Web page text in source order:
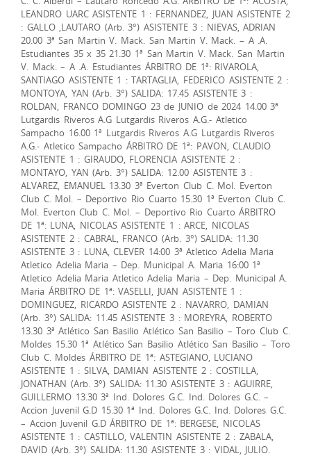
LEANDRO UARC ASISTENTE 1 : FERNANDEZ, JUAN ASISTENTE 2
: GALLO ,LAUTARO (Arb. 3°) ASISTENTE 3 : NIEVAS, ADRIAN
20.00 3ª San Martin V. Mack. San Martin V. Mack. – A .A.
Estudiantes 35 x 35 21.30 1ª San Martin V. Mack. San Martin
V. Mack. – A .A. Estudiantes ÁRBITRO DE 1ª: RIVAROLA,
SANTIAGO ASISTENTE 1 : TARTAGLIA, FEDERICO ASISTENTE 2 :
MONTOYA, YAN (Arb. 3°) SALIDA: 17.45 ASISTENTE 3 :
ROLDAN, FRANCO DOMINGO 23 de JUNIO de 2024 14.00 3ª
Lutgardis Riveros A.G Lutgardis Riveros A.G.- Atletico
Sampacho 16.00 1ª Lutgardis Riveros A.G Lutgardis Riveros
A.G.- Atletico Sampacho ÁRBITRO DE 1ª: PAVON, CLAUDIO
ASISTENTE 1 : GIRAUDO, FLORENCIA ASISTENTE 2 :
MONTAYO, YAN (Arb. 3°) SALIDA: 12.00 ASISTENTE 3 :
ALVAREZ, EMANUEL 13.30 3ª Everton Club C. Mol. Everton
Club C. Mol. – Deportivo Rio Cuarto 15.30 1ª Everton Club C.
Mol. Everton Club C. Mol. – Deportivo Rio Cuarto ÁRBITRO
DE 1ª: LUNA, NICOLAS ASISTENTE 1 : ARCE, NICOLAS
ASISTENTE 2 : CABRAL, FRANCO (Arb. 3°) SALIDA: 11.30
ASISTENTE 3 : LUNA, CLEVER 14:00 3ª Atletico Adelia Maria
Atletico Adelia Maria – Dep. Municipal A. Maria 16:00 1ª
Atletico Adelia Maria Atletico Adelia Maria – Dep. Municipal A.
Maria ÁRBITRO DE 1ª: VASELLI, JUAN ASISTENTE 1 :
DOMINGUEZ, RICARDO ASISTENTE 2 : NAVARRO, DAMIAN
(Arb. 3°) SALIDA: 11.45 ASISTENTE 3 : MOREYRA, ROBERTO
13.30 3ª Atlético San Basilio Atlético San Basilio – Toro Club C.
Moldes 15.30 1ª Atlético San Basilio Atlético San Basilio – Toro
Club C. Moldes ÁRBITRO DE 1ª: ASTEGIANO, LUCIANO
ASISTENTE 1 : SILVA, DAMIAN ASISTENTE 2 : COSTILLA,
JONATHAN (Arb. 3°) SALIDA: 11.30 ASISTENTE 3 : AGUIRRE,
GUILLERMO 13.30 3ª Ind. Dolores G.C. Ind. Dolores G.C. –
Accion Juvenil G.D 15.30 1ª Ind. Dolores G.C. Ind. Dolores G.C.
– Accion Juvenil G.D ÁRBITRO DE 1ª: BERGESE, NICOLAS
ASISTENTE 1 : CASTILLO, VALENTIN ASISTENTE 2 : ZABALA,
DAVID (Arb. 3°) SALIDA: 11.30 ASISTENTE 3 : VIDAL, JULIO.